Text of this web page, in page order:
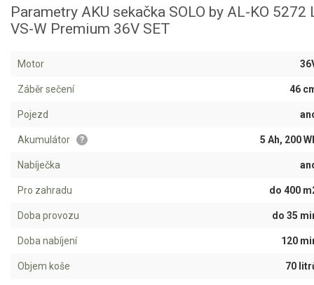
Aku sekačky
Aku sekačky AL-KO
Štípačka na dřevo
VARI
Sněhové frézy
Parametry AKU sekačka SOLO by AL-KO 5272
VS-W Premium 36V SET
Motor
Záběr sečení 46
Pojezd
Akumulátor ? 5 Ah, 200
Nabíječka
Pro zahradu do 400
Doba provozu do 35
Doba nabíjení 120
Objem koše 70